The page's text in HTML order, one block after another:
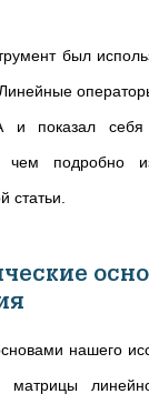
был
показал себя
чем подробно
статьи.
нашего